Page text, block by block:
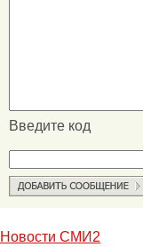
Введите код
Новости СМИ2